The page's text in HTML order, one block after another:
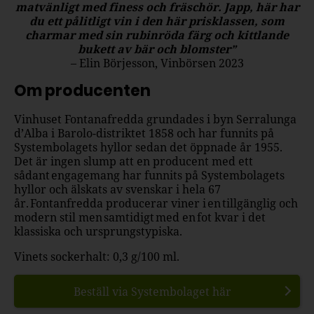
matvänligt med finess och fräschör. Japp, här har
du ett pålitligt vin i den här prisklassen, som
charmar med sin rubinröda färg och kittlande
bukett av bär och blomster”
– Elin Börjesson, Vinbörsen 2023
Om producenten
Vinhuset Fontanafredda grundades i byn Serralunga
d’Alba i Barolo-distriktet 1858 och har funnits på
Systembolagets hyllor sedan det öppnade år 1955.
Det är ingen slump att en producent med ett
sådant engagemang har funnits på Systembolagets
hyllor och älskats av svenskar i hela 67
år. Fontanfredda producerar viner i en tillgänglig och
modern stil men samtidigt med en fot kvar i det
klassiska och ursprungstypiska.
Vinets sockerhalt: 0,3 g/100 ml.
Beställ via Systembolaget här